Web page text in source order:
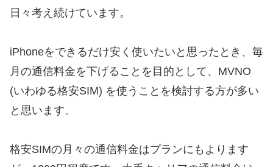
日々考え続けています。
iPhoneをできるだけ安く使いたいと思ったとき、毎
月の通信料金を下げることを目的として、MVNO
(いわゆる格安SIM) を使うことを検討する方が多い
と思います。
格安SIMの月々の通信料金はプランにもよります